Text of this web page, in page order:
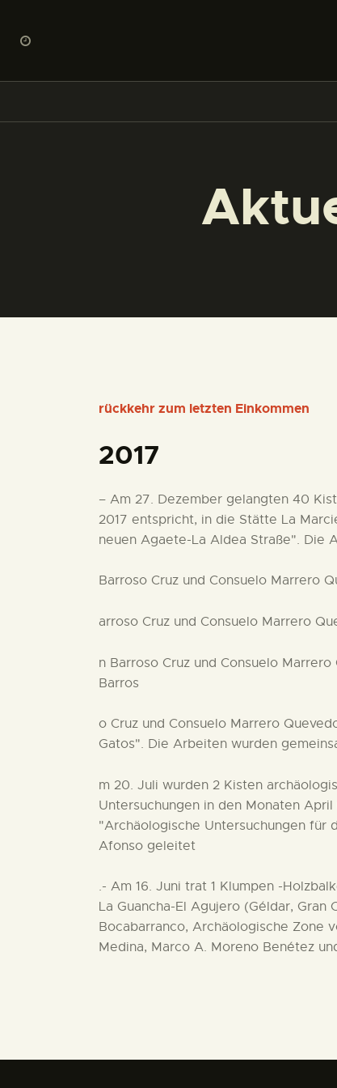
rückkehr zum letzten Einkommen
2017
– Am 27. Dezember gelangten 40
2017 entspricht, in die Stätte La
neuen Agaete-La Aldea Straße". Die
Barroso Cruz und Consuelo Marrero
arroso Cruz und Consuelo Marrero
n Barroso Cruz und Consuelo
Barros
o Cruz und Consuelo Marrero
Gatos". Die Arbeiten wurden
m 20. Juli wurden 2 Kisten
Untersuchungen in den Monaten April
"Archäologische Untersuchungen für
Afonso geleitet
.- Am 16. Juni trat 1 Klumpen -
La Guancha-El Agujero (Géldar,
Bocabarranco, Archäologische Zone
Medina, Marco A. Moreno Benétez